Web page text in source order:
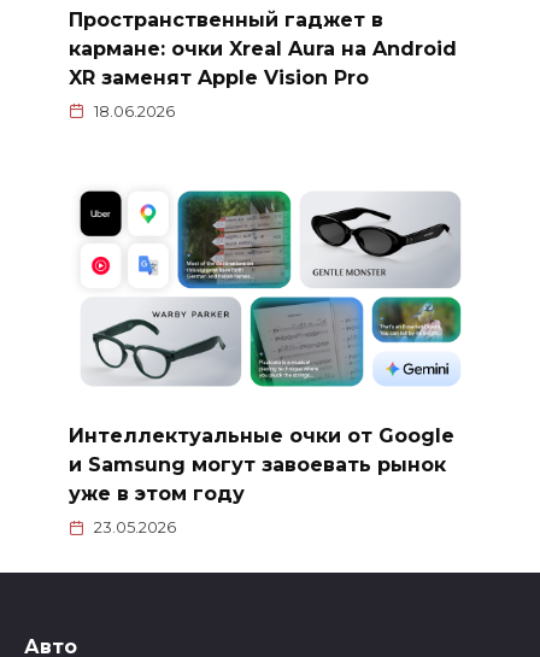
Пространственный гаджет в
кармане: очки Xreal Aura на Android
XR заменят Apple Vision Pro
18.06.2026
Интеллектуальные очки от Google
и Samsung могут завоевать рынок
уже в этом году
23.05.2026
Авто